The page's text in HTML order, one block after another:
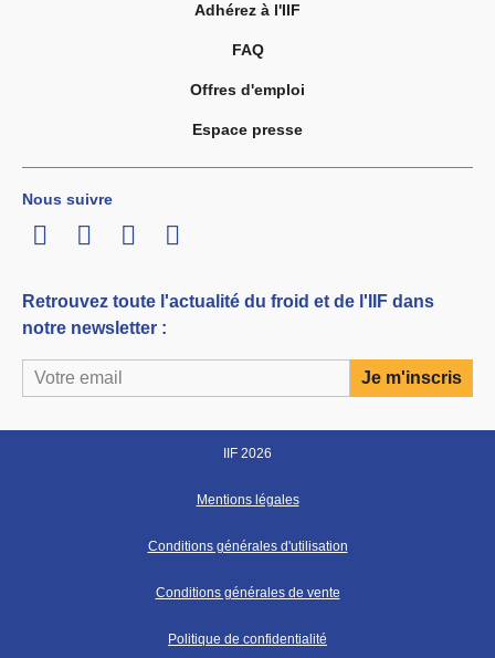
Adhérez à l'IIF
FAQ
Offres d'emploi
Espace presse
Nous suivre
LinkedInTwitterFacebook
Youtube
Retrouvez toute l'actualité du froid et de l'IIF dans
notre newsletter :
IIF 2026
Mentions légales
Conditions générales d'utilisation
Conditions générales de vente
Politique de confidentialité